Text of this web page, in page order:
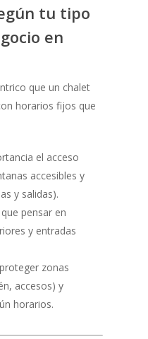
tu tipo
en
que un chalet
horarios fijos que
el acceso
accesibles y
y salidas).
pensar en
y entradas
zonas
accesos) y
horarios.